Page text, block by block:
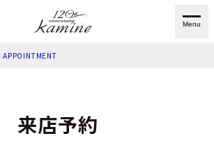
Menu
APPOINTMENT
来店予約